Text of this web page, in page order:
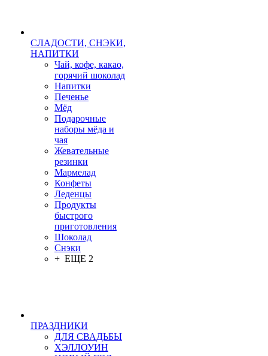
СЛАДОСТИ, СНЭКИ,
НАПИТКИ
Чай, кофе, какао,
горячий шоколад
Напитки
Печенье
Мёд
Подарочные
наборы мёда и
чая
Жевательные
резинки
Мармелад
Конфеты
Леденцы
Продукты
быстрого
приготовления
Шоколад
Снэки
+ ЕЩЕ 2
ПРАЗДНИКИ
ДЛЯ СВАДЬБЫ
ХЭЛЛОУИН